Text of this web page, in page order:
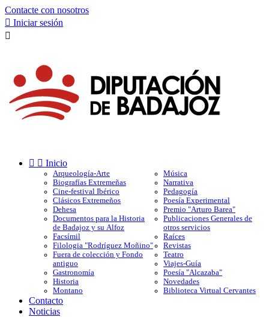
Contacte con nosotros
 Iniciar sesión

  Inicio
Arqueología-Arte
Biografías Extremeñas
Cine-festival Ibérico
Clásicos Extremeños
Dehesa
Documentos para la Historia
de Badajoz y su Alfoz
Facsímil
Filologia "Rodríguez Moñino"
Fuera de colección y Fondo
antiguo
Gastronomía
Historia
Montano
Música
Narrativa
Pedagogía
Poesía Experimental
Premio "Arturo Barea"
Publicaciones Generales de
otros servicios
Raíces
Revistas
Teatro
Viajes-Guía
Poesía "Alcazaba"
Novedades
Biblioteca Virtual Cervantes
Contacto
Noticias